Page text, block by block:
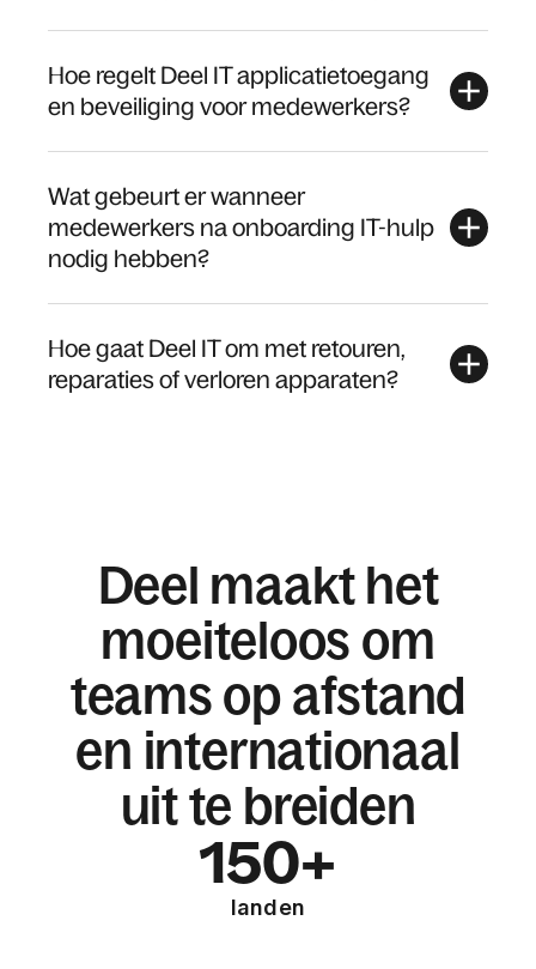
Hoe regelt Deel IT applicatietoegang
en beveiliging voor medewerkers?
Wat gebeurt er wanneer
medewerkers na onboarding IT-hulp
nodig hebben?
Hoe gaat Deel IT om met retouren,
reparaties of verloren apparaten?
Deel maakt het
moeiteloos om
teams op afstand
en internationaal
uit te breiden
150+
landen